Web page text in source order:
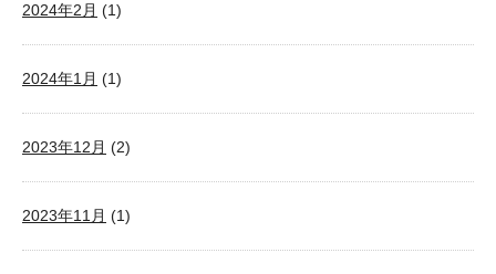
2024年2月 (1)
2024年1月 (1)
2023年12月 (2)
2023年11月 (1)